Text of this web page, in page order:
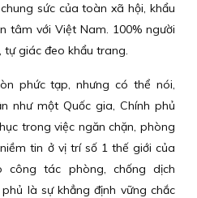
sức của toàn xã hội, khẩu
tâm với Việt Nam. 100% người
giác đeo khẩu trang.
phức tạp, nhưng có thể nói,
như một Quốc gia, Chính phủ
trong việc ngăn chặn, phòng
tin ở vị trí số 1 thế giới của
tác phòng, chống dịch
là sự khẳng định vững chắc